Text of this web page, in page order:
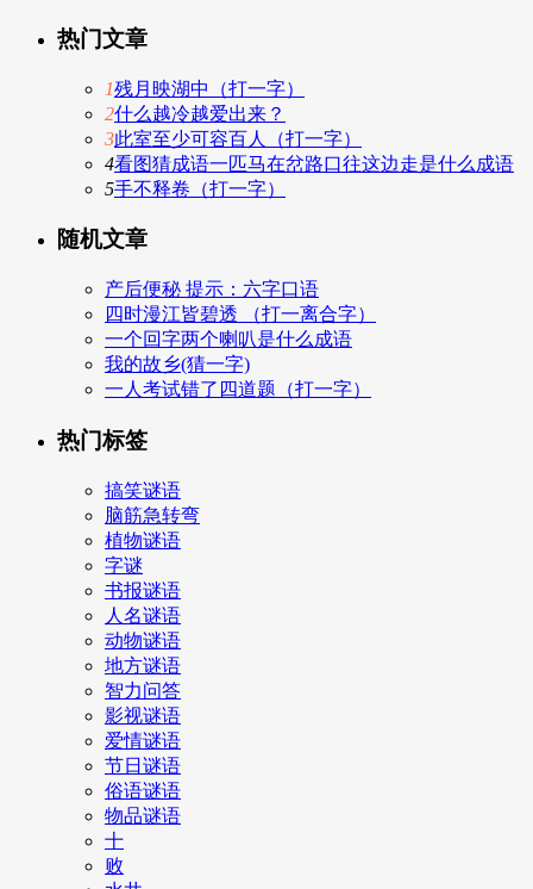
热门文章
1残月映湖中（打一字）
2什么越冷越爱出来？
3此室至少可容百人（打一字）
4看图猜成语一匹马在岔路口往这边走是什么成语
5手不释卷（打一字）
随机文章
产后便秘 提示：六字口语
四时漫江皆碧透 （打一离合字）
一个回字两个喇叭是什么成语
我的故乡(猜一字)
一人考试错了四道题（打一字）
热门标签
搞笑谜语
脑筋急转弯
植物谜语
字谜
书报谜语
人名谜语
动物谜语
地方谜语
智力问答
影视谜语
爱情谜语
节日谜语
俗语谜语
物品谜语
十
败